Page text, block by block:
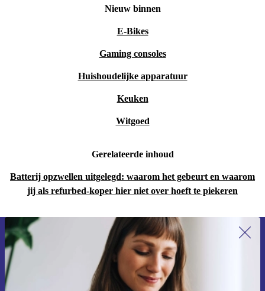
Nieuw binnen
E-Bikes
Gaming consoles
Huishoudelijke apparatuur
Keuken
Witgoed
Gerelateerde inhoud
Batterij opzwellen uitgelegd: waarom het gebeurt en waarom
jij als refurbed-koper hier niet over hoeft te piekeren
Meld je aan voor onze nieuwsbrief en
ontvang €15 korting!
Mis nooit meer een aanbieding.